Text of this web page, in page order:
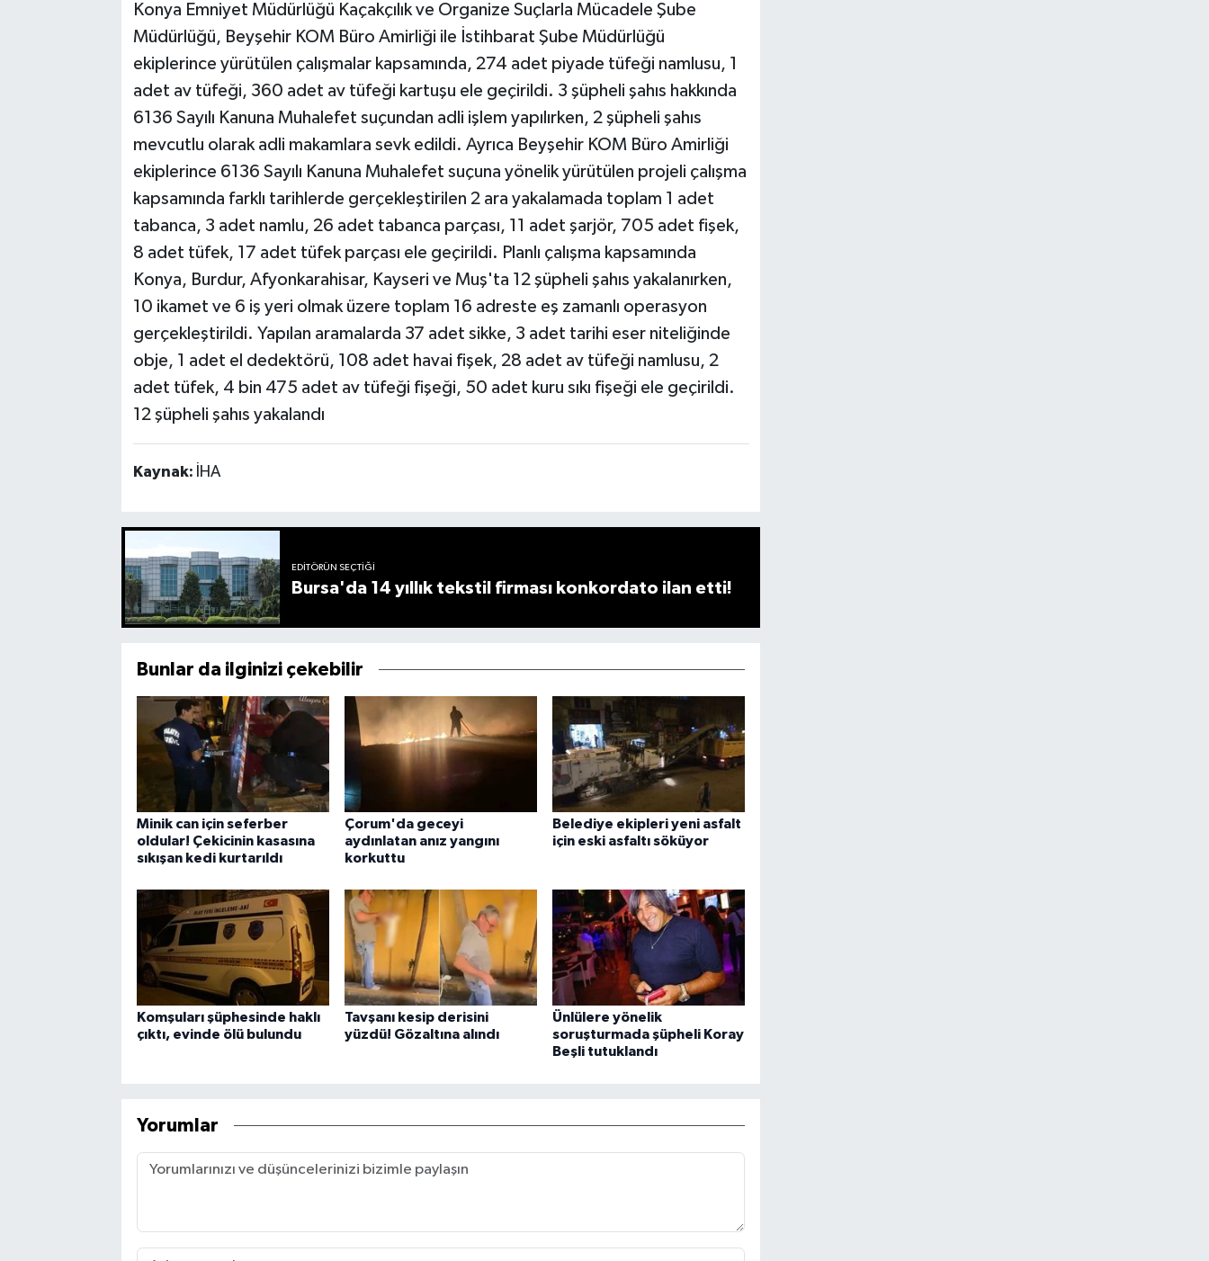
Konya Emniyet Müdürlüğü Kaçakçılık ve Organize Suçlarla Mücadele Şube
Müdürlüğü, Beyşehir KOM Büro Amirliği ile İstihbarat Şube Müdürlüğü
ekiplerince yürütülen çalışmalar kapsamında, 274 adet piyade tüfeği namlusu, 1
adet av tüfeği, 360 adet av tüfeği kartuşu ele geçirildi. 3 şüpheli şahıs hakkında
6136 Sayılı Kanuna Muhalefet suçundan adli işlem yapılırken, 2 şüpheli şahıs
mevcutlu olarak adli makamlara sevk edildi. Ayrıca Beyşehir KOM Büro Amirliği
ekiplerince 6136 Sayılı Kanuna Muhalefet suçuna yönelik yürütülen projeli çalışma
kapsamında farklı tarihlerde gerçekleştirilen 2 ara yakalamada toplam 1 adet
tabanca, 3 adet namlu, 26 adet tabanca parçası, 11 adet şarjör, 705 adet fişek,
8 adet tüfek, 17 adet tüfek parçası ele geçirildi. Planlı çalışma kapsamında
Konya, Burdur, Afyonkarahisar, Kayseri ve Muş'ta 12 şüpheli şahıs yakalanırken,
10 ikamet ve 6 iş yeri olmak üzere toplam 16 adreste eş zamanlı operasyon
gerçekleştirildi. Yapılan aramalarda 37 adet sikke, 3 adet tarihi eser niteliğinde
obje, 1 adet el dedektörü, 108 adet havai fişek, 28 adet av tüfeği namlusu, 2
adet tüfek, 4 bin 475 adet av tüfeği fişeği, 50 adet kuru sıkı fişeği ele geçirildi.
12 şüpheli şahıs yakalandı
Kaynak: İHA
EDITÖRÜN SEÇTIĞI
Bursa'da 14 yıllık tekstil firması konkordato ilan etti!
Bunlar da ilginizi çekebilir
Minik can için seferber
oldular! Çekicinin kasasına
sıkışan kedi kurtarıldı
Çorum'da geceyi
aydınlatan anız yangını
korkuttu
Belediye ekipleri yeni asfalt
için eski asfaltı söküyor
Komşuları şüphesinde haklı
çıktı, evinde ölü bulundu
Tavşanı kesip derisini
yüzdü! Gözaltına alındı
Ünlülere yönelik
soruşturmada şüpheli Koray
Beşli tutuklandı
Yorumlar